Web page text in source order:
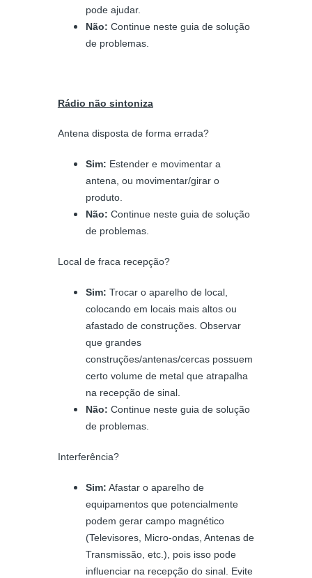
pode ajudar.
Não: Continue neste guia de solução
de problemas.
Rádio não sintoniza
Antena disposta de forma errada?
Sim: Estender e movimentar a
antena, ou movimentar/girar o
produto.
Não: Continue neste guia de solução
de problemas.
Local de fraca recepção?
Sim: Trocar o aparelho de local,
colocando em locais mais altos ou
afastado de construções. Observar
que grandes
construções/antenas/cercas possuem
certo volume de metal que atrapalha
na recepção de sinal.
Não: Continue neste guia de solução
de problemas.
Interferência?
Sim: Afastar o aparelho de
equipamentos que potencialmente
podem gerar campo magnético
(Televisores, Micro-ondas, Antenas de
Transmissão, etc.), pois isso pode
influenciar na recepção do sinal. Evite